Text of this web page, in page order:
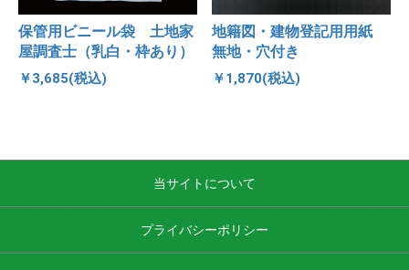
保管用ビニール袋 土地家
屋調査士（乳白・枠あり）
￥3,685(税込)
地籍図・建物登記用用紙
無地・穴付き
￥1,870(税込)
当サイトについて
プライバシーポリシー